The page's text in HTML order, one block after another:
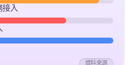
接入
資料來源